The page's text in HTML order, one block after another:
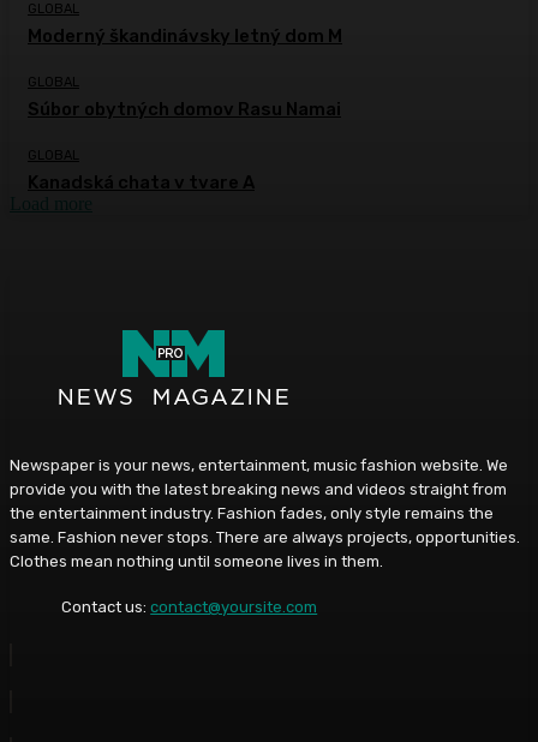
GLOBAL
Moderný škandinávsky letný dom M
GLOBAL
Súbor obytných domov Rasu Namai
GLOBAL
Kanadská chata v tvare A
Load more
Newspaper is your news, entertainment, music fashion website. We
provide you with the latest breaking news and videos straight from
the entertainment industry. Fashion fades, only style remains the
same. Fashion never stops. There are always projects, opportunities.
Clothes mean nothing until someone lives in them.
Contact us:contact@yoursite.com